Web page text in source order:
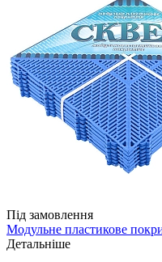
Під замовлення
Модульне пластикове
Детальніше